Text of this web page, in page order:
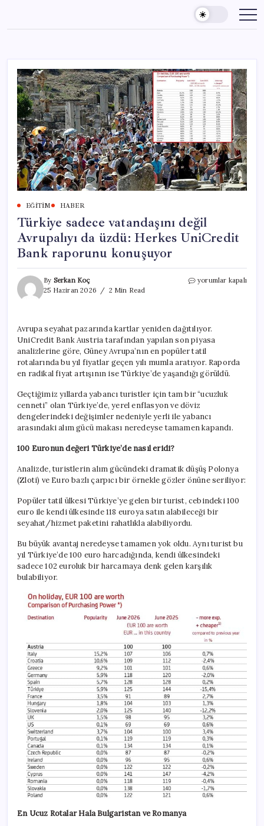
content
EĞITIM HABER
Türkiye sadece vatandaşını değil
Avrupalıyı da üzdü: Herkes UniCredit
Bank raporunu konuşuyor
By Serkan Koç
25 Haziran 2026
2 Min Read
Türkiye
da
üzdü:
Herkes
UniCredit
Bank
raporunu
konuşuyor
yorumlar kapalı
Avrupa seyahat pazarında kartlar yeniden dağıtılıyor.
UniCredit Bank Austria tarafından yapılan son piyasa
analizlerine göre, Güney Avrupa’nın en popüler tatil
rotalarında bu yıl fiyatlar geçen yılı mumla aratıyor. Raporda
en radikal fiyat artışının ise Türkiye’de yaşandığı görüldü.
Geçtiğimiz yıllarda yabancı turistler için tam bir “ucuzluk
cenneti” olan Türkiye’de, yerel enflasyon ve döviz
dengelerindeki değişimler nedeniyle yerli ile yabancı
arasındaki alım gücü makası neredeyse tamamen kapandı.
100 Euronun değeri Türkiye’de nasıl eridi?
Analizde, turistlerin alım gücündeki dramatik düşüş Polonya
(Zloti) ve Euro bazlı çarpıcı bir örnekle gözler önüne seriliyor:
Popüler tatil ülkesi Türkiye’ye gelen bir turist, cebindeki 100
euro ile kendi ülkesinde 118 euroya satın alabileceği bir
seyahat/hizmet paketini rahatlıkla alabiliyordu.
Bu büyük avantaj neredeyse tamamen yok oldu. Aynı turist bu
yıl Türkiye’de 100 euro harcadığında, kendi ülkesindeki
sadece 102 euroluk bir harcamaya denk gelen karşılık
bulabiliyor.
En Ucuz Rotalar Hala Bulgaristan ve Romanya